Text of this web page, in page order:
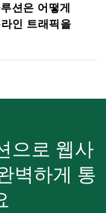
션은 어떻게
인 트래픽을
으로 웹사
벽하게 통